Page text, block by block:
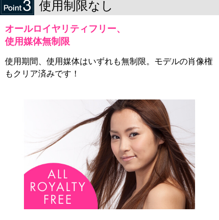
使用制限なし
オールロイヤリティフリー、
使用媒体無制限
使用期間、使用媒体はいずれも無制限。モデルの肖像権
もクリア済みです！